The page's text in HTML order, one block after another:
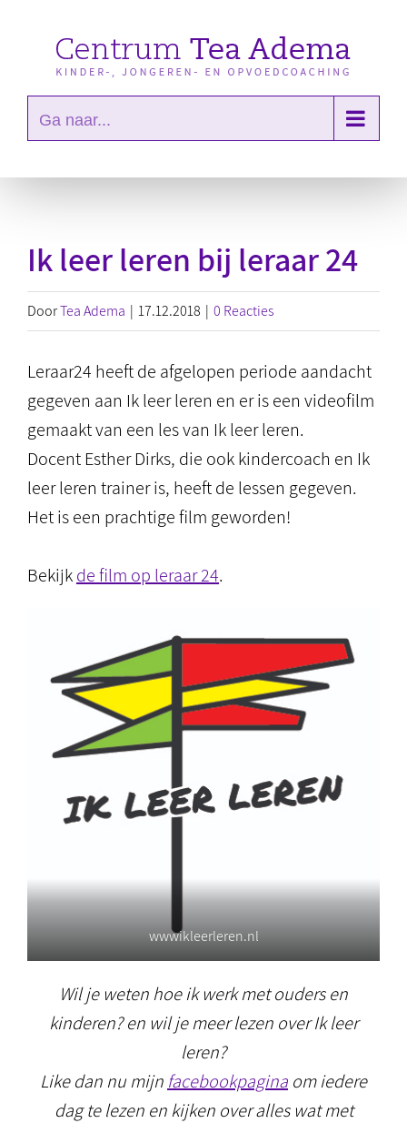
Ga naar...
Ik leer leren bij leraar 24
DoorTea Adema | 17.12.2018 | 0 Reacties
Leraar24 heeft de afgelopen periode aandacht
gegeven aan Ik leer leren en er is een videofilm
gemaakt van een les van Ik leer leren.
Docent Esther Dirks, die ook kindercoach en Ik
leer leren trainer is, heeft de lessen gegeven.
Het is een prachtige film geworden!
Bekijkde film op leraar 24.
wwwikleerleren.nl
Wil je weten hoe ik werk met ouders en
kinderen? en wil je meer lezen over Ik leer
leren?
Like dan nu mijn facebookpagina om iedere
dag te lezen en kijken over alles wat met